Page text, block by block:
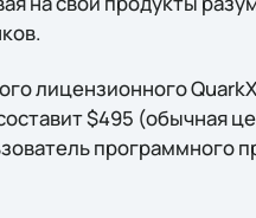
лицензионного
$495 (обычная
программного